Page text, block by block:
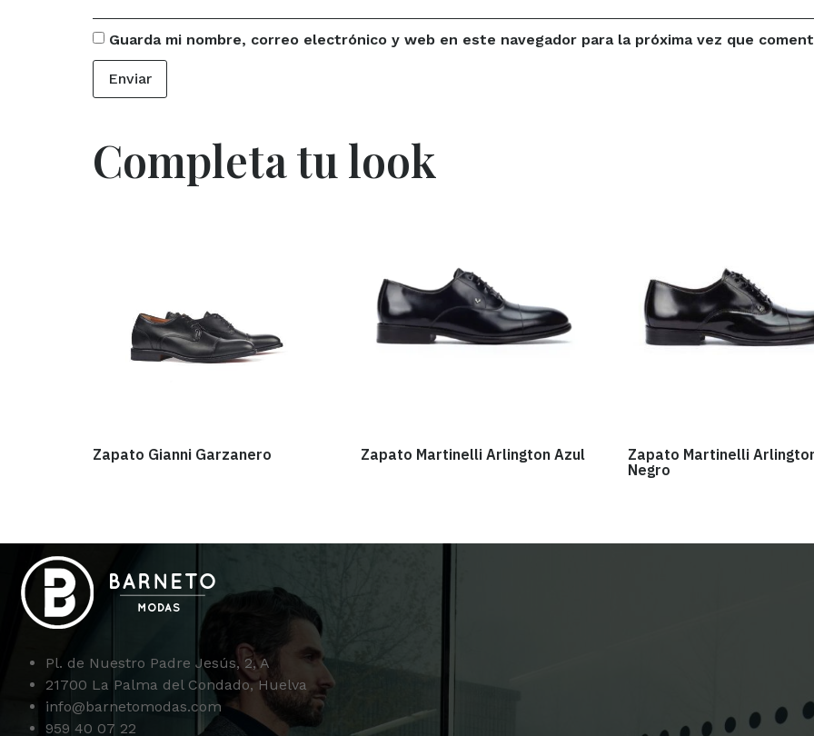
Guarda mi nombre, correo electrónico y web en este navegador para la próxima vez que
Zapato Gianni Garzanero Zapato Martinelli Arlington Azul
Zapato Martinelli
Negro
Pl. de Nuestro Padre Jesús, 2, A
21700 La Palma del Condado, Huelva
info@barnetomodas.com
959 40 07 22